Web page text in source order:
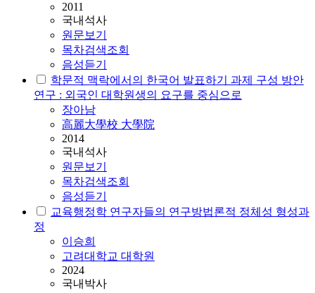
2011
국내석사
원문보기
목차검색조회
음성듣기
학문적 맥락에서의 한국어 발표하기 과제 구성 방안
연구 : 외국인 대학원생의 요구를 중심으로
장아남
高麗大學校 大學院
2014
국내석사
원문보기
목차검색조회
음성듣기
교육행정학 연구자들의 연구방법론적 정체성 형성과
정
이승희
고려대학교 대학원
2024
국내박사